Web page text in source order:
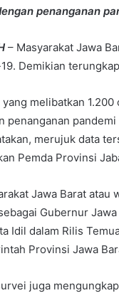
penanganan
– Masyarakat Jawa
Demikian
yang melibatkan
penanganan
merujuk data
Pemda Provinsi
Jawa Barat atau
Gubernur
Idil dalam Rilis
Provinsi Jawa
juga